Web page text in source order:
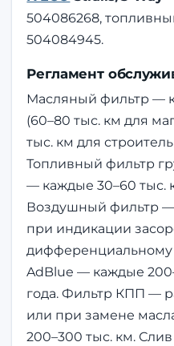
504086268,
504084945.
Регламент
Масляный фильтр —
(60–80 тыс. км для
тыс. км для
Топливный фильтр
— каждые 30–60 тыс.
Воздушный фильтр —
при индикации
AdBlue — каждые
года. Фильтр КПП —
или при замене
200–300 тыс. км.